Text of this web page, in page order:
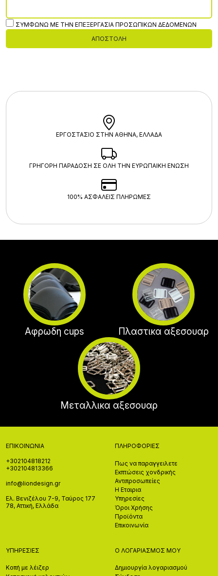
ΣΥΜΦΩΝΏ ΜΕ ΤΗΝ ΕΠΕΞΕΡΓΑΣΊΑ ΠΡΟΣΩΠΙΚΏΝ ΔΕΔΟΜΈΝΩΝ
ΑΠΟΣΤΟΛΉ
ΕΡΓΟΣΤΑΣΙΟ ΣΤΗΝ ΑΘΗΝΑ, ΕΛΛΑΔΑ
ΓΡΗΓΟΡΗ ΠΑΡΑΔΟΣΗ ΣΕ ΟΛΗ ΤΗΝ ΕΥΡΩΠΑΙΚΗ ΕΝΩΣΗ
100% ΑΣΦΑΛΕΊΣ ΠΛΗΡΩΜΈΣ
Αφρωδη cups Πλαστικα αξεσουαρ
Μεταλλικα αξεσουαρ
ΕΠΙΚΟΙΝΩΝΊΑ
+302104818212
+302104813366
info@liondesign.gr
Ελ. Βενιζέλου 7-9, Ταύρος 177
78, Αττική, Ελλάδα
ΠΛΗΡΟΦΟΡΊΕΣ
Πως να παραγγειλετε
Εκπτώσεις χονδρικής
Αντιπροσωπείες
Η Εταιρια
Υπηρεσίες
Όροι Χρήσης
Προϊόντα
Επικοινωνία
ΥΠΗΡΕΣΊΕΣ
Κοπή με λέιζερ
Ο ΛΟΓΑΡΙΑΣΜΌΣ ΜΟΥ
Δημιουργία λογαριασμού